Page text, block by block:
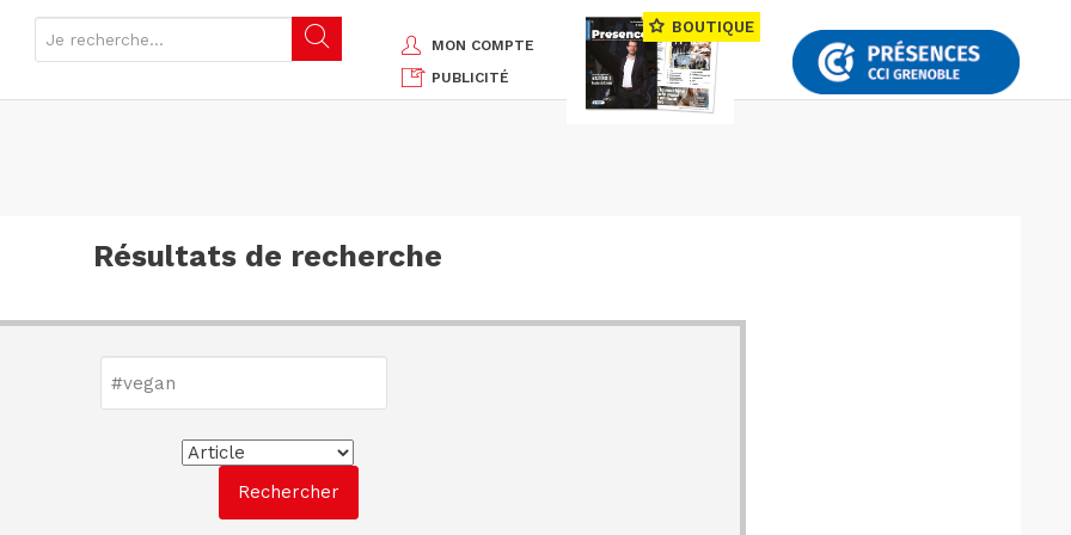
MON COMPTE
PUBLICITÉ
BOUTIQUE
Résultats de recherche